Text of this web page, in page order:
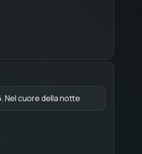
Nel cuore della notte